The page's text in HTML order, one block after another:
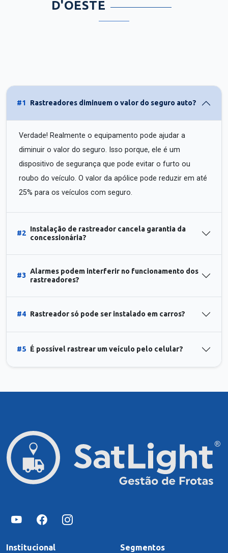
D'OESTE
#1 Rastreadores diminuem o valor do seguro auto?
Verdade! Realmente o equipamento pode ajudar a
diminuir o valor do seguro. Isso porque, ele é um
dispositivo de segurança que pode evitar o furto ou
roubo do veículo. O valor da apólice pode reduzir em até
25% para os veículos com seguro.
#2
Instalação de rastreador cancela garantia da
concessionária?
#3
Alarmes podem interferir no funcionamento dos
rastreadores?
#4 Rastreador só pode ser instalado em carros?
#5 É possível rastrear um veículo pelo celular?
Institucional Segmentos